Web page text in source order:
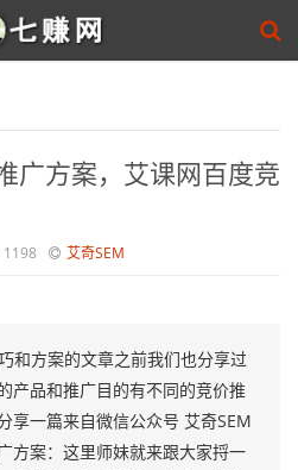
广方案，艾课网百度竞
1198 艾奇SEM
和方案的文章之前我们也分享过
产品和推广目的有不同的竞价推
享一篇来自微信公众号 艾奇SEM
方案：这里师妹就来跟大家捋一